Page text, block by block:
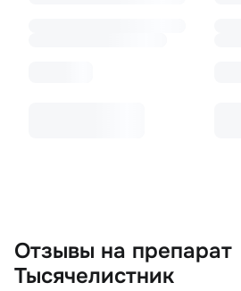
Отзывы на препарат
Тысячелистник